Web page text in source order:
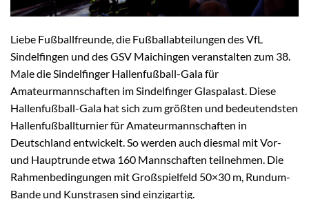
Liebe Fußballfreunde, die Fußballabteilungen des VfL
Sindelfingen und des GSV Maichingen veranstalten zum 38.
Male die Sindelfinger Hallenfußball-Gala für
Amateurmannschaften im Sindelfinger Glaspalast. Diese
Hallenfußball-Gala hat sich zum größten und bedeutendsten
Hallenfußballturnier für Amateurmannschaften in
Deutschland entwickelt. So werden auch diesmal mit Vor-
und Hauptrunde etwa 160 Mannschaften teilnehmen. Die
Rahmenbedingungen mit Großspielfeld 50×30 m, Rundum-
Bande und Kunstrasen sind einzigartig.